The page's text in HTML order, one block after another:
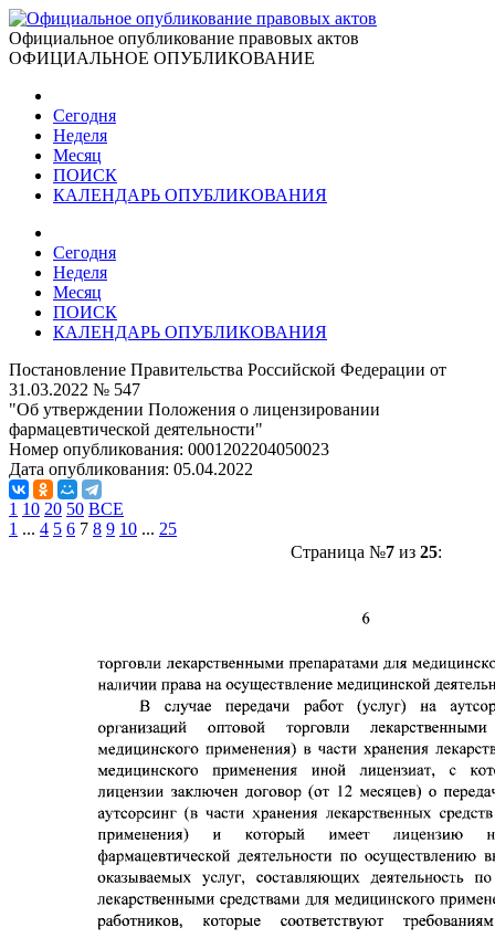
Официальное опубликование правовых актов
ОФИЦИАЛЬНОЕ ОПУБЛИКОВАНИЕ
Сегодня
Неделя
Месяц
ПОИСК
КАЛЕНДАРЬ ОПУБЛИКОВАНИЯ
Сегодня
Неделя
Месяц
ПОИСК
КАЛЕНДАРЬ ОПУБЛИКОВАНИЯ
Постановление Правительства Российской Федерации от
31.03.2022 № 547
"Об утверждении Положения о лицензировании
фармацевтической деятельности"
Номер опубликования: 0001202204050023
Дата опубликования: 05.04.2022
1 10 20 50 ВСЕ
1 ... 4 5 6 7 8 9 10 ... 25
Страница №7из 25: